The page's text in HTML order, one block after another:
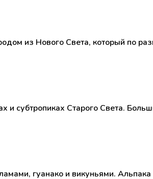
из Нового Света, который по
и субтропиках Старого Света.
гуанако и викуньями.